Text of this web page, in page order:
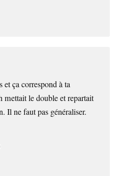
et ça correspond à ta
le double et repartait
Il ne faut pas généraliser.